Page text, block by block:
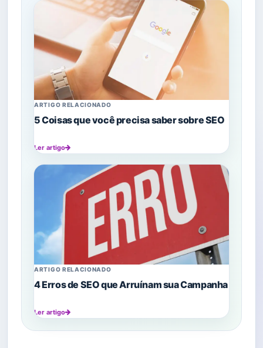
ARTIGO RELACIONADO
5 Coisas que você precisa saber sobre SEO
Ler artigo
ARTIGO RELACIONADO
4 Erros de SEO que Arruínam sua Campanha
Ler artigo